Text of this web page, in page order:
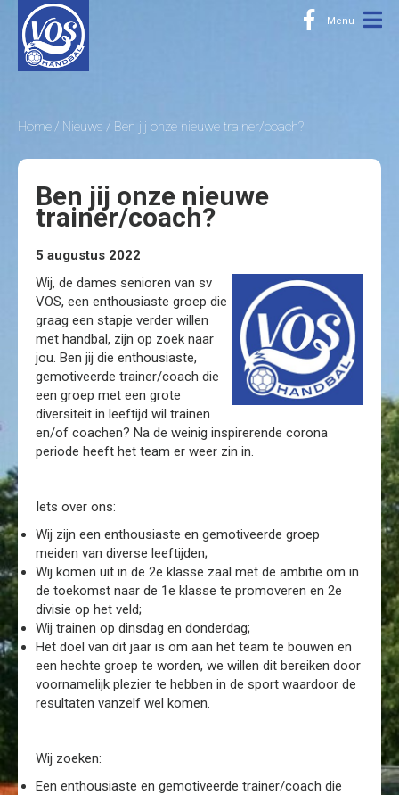
Home Nieuws Ben jij onze nieuwe trainer/coach?
Ben jij onze nieuwe
trainer/coach?
5 augustus 2022
Wij, de dames senioren van sv
VOS, een enthousiaste groep die
graag een stapje verder willen
met handbal, zijn op zoek naar
jou. Ben jij die enthousiaste,
gemotiveerde trainer/coach die
een groep met een grote
diversiteit in leeftijd wil trainen
en/of coachen? Na de weinig inspirerende corona
periode heeft het team er weer zin in.
Iets over ons:
Wij zijn een enthousiaste en gemotiveerde groep
meiden van diverse leeftijden;
Wij komen uit in de 2e klasse zaal met de ambitie om in
de toekomst naar de 1e klasse te promoveren en 2e
divisie op het veld;
Wij trainen op dinsdag en donderdag;
Het doel van dit jaar is om aan het team te bouwen en
een hechte groep te worden, we willen dit bereiken door
voornamelijk plezier te hebben in de sport waardoor de
resultaten vanzelf wel komen.
Wij zoeken:
Een enthousiaste en gemotiveerde trainer/coach die